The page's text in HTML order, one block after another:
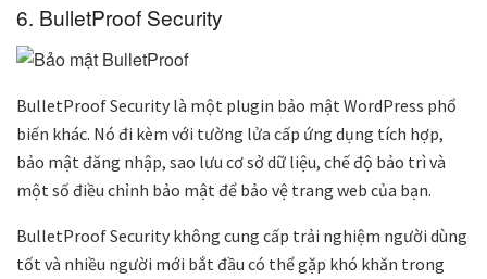
6. BulletProof Security
BulletProof Security là một plugin bảo mật WordPress phổ
biến khác. Nó đi kèm với tường lửa cấp ứng dụng tích hợp,
bảo mật đăng nhập, sao lưu cơ sở dữ liệu, chế độ bảo trì và
một số điều chỉnh bảo mật để bảo vệ trang web của bạn.
BulletProof Security không cung cấp trải nghiệm người dùng
tốt và nhiều người mới bắt đầu có thể gặp khó khăn trong